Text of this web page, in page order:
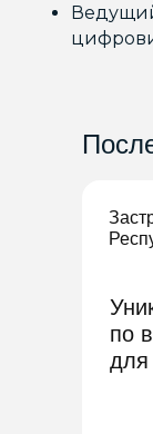
по
для